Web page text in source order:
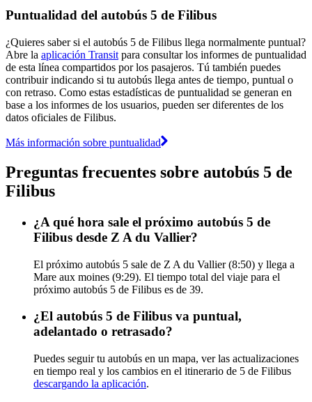
Puntualidad del autobús 5 de Filibus
¿Quieres saber si el autobús 5 de Filibus llega normalmente puntual?
Abre la aplicación Transit para consultar los informes de puntualidad
de esta línea compartidos por los pasajeros. Tú también puedes
contribuir indicando si tu autobús llega antes de tiempo, puntual o
con retraso. Como estas estadísticas de puntualidad se generan en
base a los informes de los usuarios, pueden ser diferentes de los
datos oficiales de Filibus.
Más información sobre puntualidad
Preguntas frecuentes sobre autobús 5 de
Filibus
¿A qué hora sale el próximo autobús 5 de
Filibus desde Z A du Vallier?
El próximo autobús 5 sale de Z A du Vallier (8:50) y llega a
Mare aux moines (9:29). El tiempo total del viaje para el
próximo autobús 5 de Filibus es de 39.
¿El autobús 5 de Filibus va puntual,
adelantado o retrasado?
Puedes seguir tu autobús en un mapa, ver las actualizaciones
en tiempo real y los cambios en el itinerario de 5 de Filibus
descargando la aplicación.